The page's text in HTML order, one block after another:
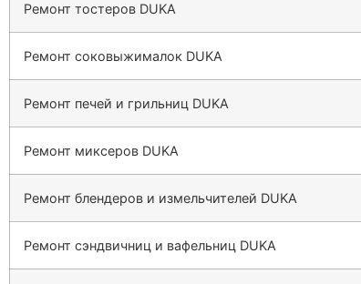
Ремонт тостеров DUKA
Ремонт соковыжималок DUKA
Ремонт печей и грильниц DUKA
Ремонт миксеров DUKA
Ремонт блендеров и измельчителей DUKA
Ремонт сэндвичниц и вафельниц DUKA